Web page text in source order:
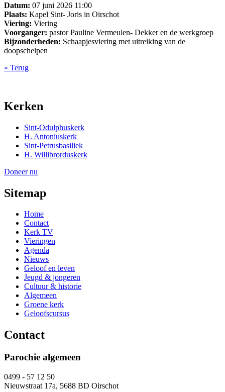
Datum: 07 juni 2026 11:00
Plaats: Kapel Sint- Joris in Oirschot
Viering: Viering
Voorganger: pastor Pauline Vermeulen- Dekker en de werkgroep
Bijzonderheden: Schaapjesviering met uitreiking van de
doopschelpen
« Terug
Kerken
Sint-Odulphuskerk
H. Antoniuskerk
Sint-Petrusbasiliek
H. Willibrorduskerk
Doneer nu
Sitemap
Home
Contact
Kerk TV
Vieringen
Agenda
Nieuws
Geloof en leven
Jeugd & jongeren
Cultuur & historie
Algemeen
Groene kerk
Geloofscursus
Contact
Parochie algemeen
0499 - 57 12 50
Nieuwstraat 17a, 5688 BD Oirschot